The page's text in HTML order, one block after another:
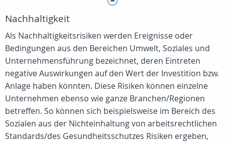
Nachhaltigkeit
Als Nachhaltigkeitsrisiken werden Ereignisse oder
Bedingungen aus den Bereichen Umwelt, Soziales und
Unternehmensführung bezeichnet, deren Eintreten
negative Auswirkungen auf den Wert der Investition bzw.
Anlage haben könnten. Diese Risiken können einzelne
Unternehmen ebenso wie ganze Branchen/Regionen
betreffen. So können sich beispielsweise im Bereich des
Sozialen aus der Nichteinhaltung von arbeitsrechtlichen
Standards/des Gesundheitsschutzes Risiken ergeben,